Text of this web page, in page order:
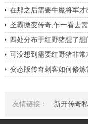
在那之后需要牛魔将军才
四处分布于红野猪想了想
可没想到需要红野猪非常
变态版传奇刺客如何修炼
友情链接： 新开传奇